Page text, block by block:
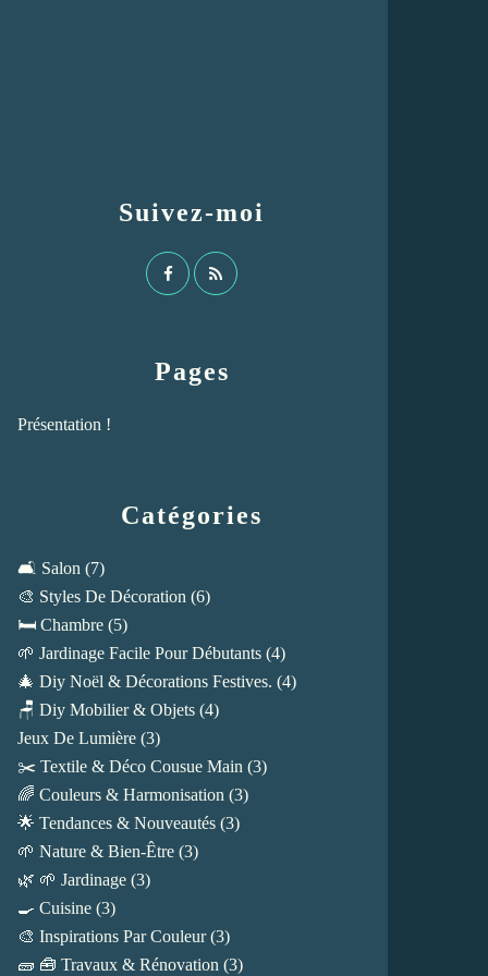
Catégories
🛋️ Salon (7)
🎨 Styles De Décoration (6)
🛏️ Chambre (5)
🌱 Jardinage Facile Pour Débutants (4)
🎄 Diy Noël & Décorations Festives. (4)
🪑 Diy Mobilier & Objets (4)
Jeux De Lumière (3)
✂️ Textile & Déco Cousue Main (3)
🌈 Couleurs & Harmonisation (3)
🌟 Tendances & Nouveautés (3)
🌱 Nature & Bien-Être (3)
🌿 🌱 Jardinage (3)
🍳 Cuisine (3)
🎨 Inspirations Par Couleur(3)
🧱 🧰 Travaux & Rénovation (3)
Pages
Présentation !
Suivez-moi